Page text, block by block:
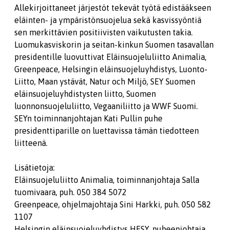
Allekirjoittaneet järjestöt tekevät työtä edistääkseen
eläinten- ja ympäristönsuojelua sekä kasvissyöntiä
sen merkittävien positiivisten vaikutusten takia.
Luomukasviskorin ja seitan-kinkun Suomen tasavallan
presidentille luovuttivat Eläinsuojeluliitto Animalia,
Greenpeace, Helsingin eläinsuojeluyhdistys, Luonto-
Liitto, Maan ystävät, Natur och Miljö, SEY Suomen
eläinsuojeluyhdistysten liitto, Suomen
luonnonsuojeluliitto, Vegaaniliitto ja WWF Suomi.
SEYn toiminnanjohtajan Kati Pullin puhe
presidenttiparille on luettavissa tämän tiedotteen
liitteenä.
Lisätietoja:
Eläinsuojeluliitto Animalia, toiminnanjohtaja Salla
tuomivaara, puh. 050 384 5072
Greenpeace, ohjelmajohtaja Sini Harkki, puh. 050 582
1107